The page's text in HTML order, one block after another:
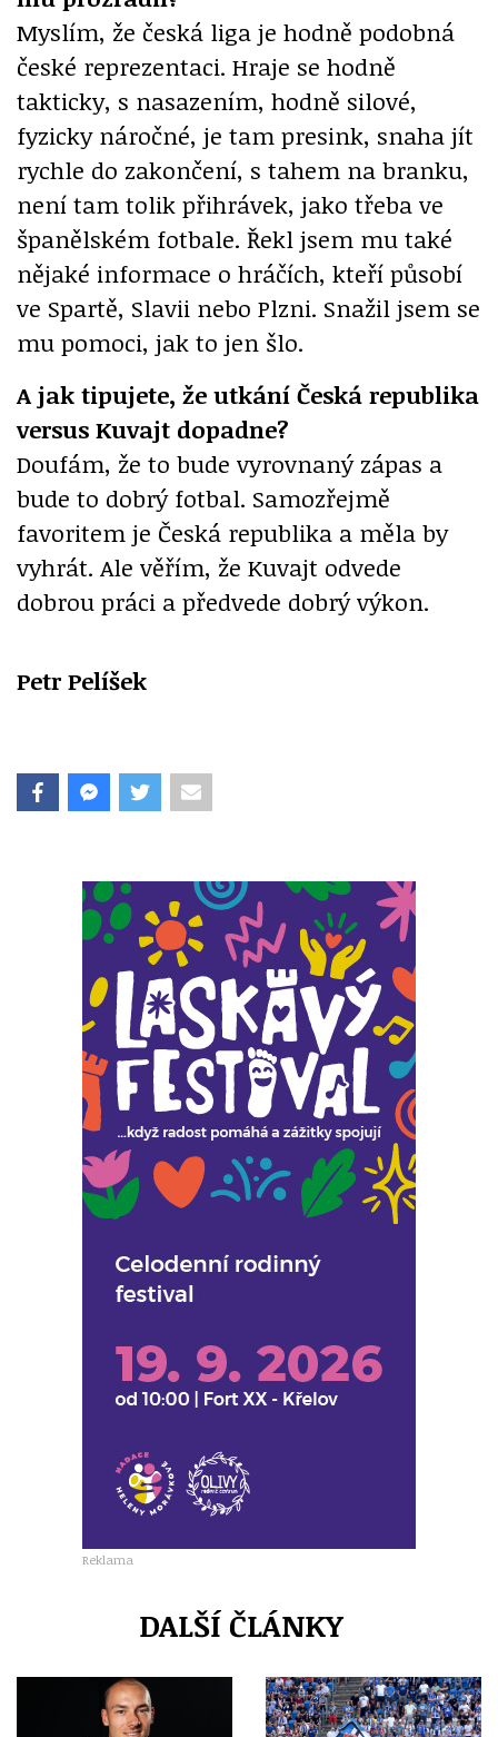
Myslím, že česká liga je hodně podobná
české reprezentaci. Hraje se hodně
takticky, s nasazením, hodně silové,
fyzicky náročné, je tam presink, snaha jít
rychle do zakončení, s tahem na branku,
není tam tolik přihrávek, jako třeba ve
španělském fotbale. Řekl jsem mu také
nějaké informace o hráčích, kteří působí
ve Spartě, Slavii nebo Plzni. Snažil jsem se
mu pomoci, jak to jen šlo.
A jak tipujete, že utkání Česká republika
versus Kuvajt dopadne?
Doufám, že to bude vyrovnaný zápas a
bude to dobrý fotbal. Samozřejmě
favoritem je Česká republika a měla by
vyhrát. Ale věřím, že Kuvajt odvede
dobrou práci a předvede dobrý výkon.
Petr Pelíšek
Reklama
DALŠÍ ČLÁNKY